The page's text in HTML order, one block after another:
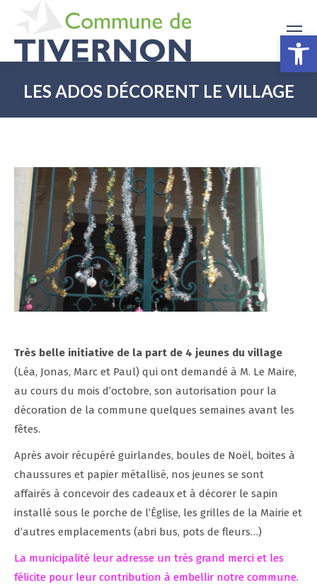
LES ADOS DÉCORENT LE VILLAGE
Très belle initiative de la part de 4 jeunes du village
(Léa, Jonas, Marc et Paul) qui ont demandé à M. Le Maire,
au cours du mois d’octobre, son autorisation pour la
décoration de la commune quelques semaines avant les
fêtes.
Après avoir récupéré guirlandes, boules de Noël, boites à
chaussures et papier métallisé, nos jeunes se sont
affairés à concevoir des cadeaux et à décorer le sapin
installé sous le porche de l’Église, les grilles de la Mairie et
d’autres emplacements (abri bus, pots de fleurs…)
La municipalité leur adresse un très grand merci et les
félicite pour leur contribution à embellir notre commune.